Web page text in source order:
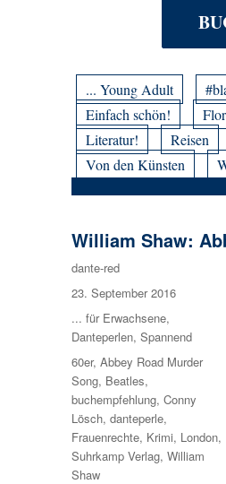
... Young Adult
Einfach schön!
Literatur!
Reisen
Von den Künsten
William Shaw:
Autor
dante-red
Veröffentlicht
am
23. September 2016
Kategorien
... für Erwachsene,
Danteperlen,Spannend
Schlagwörter
60er,Abbey Road Murder
Song, Beatles,
buchempfehlung,Conny
Lösch,danteperle,
Frauenrechte, Krimi, London,
Suhrkamp Verlag,William
Shaw